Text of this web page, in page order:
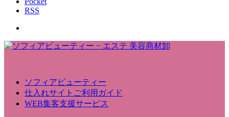
RSS
ソフィアビューティー
仕入れサイトご利用ガイド
WEB集客支援サービス